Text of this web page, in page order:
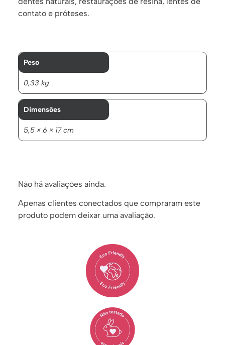
contato e próteses.
Peso
0,33 kg
Dimensões
5,5 × 6 × 17 cm
Não há avaliações ainda.
Apenas clientes conectados que compraram este
produto podem deixar uma avaliação.